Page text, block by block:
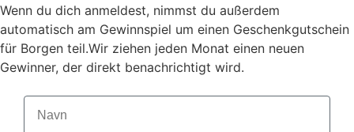
Wenn du dich anmeldest, nimmst du außerdem
automatisch am Gewinnspiel um einen Geschenkgutschein
für Borgen teil.Wir ziehen jeden Monat einen neuen
Gewinner, der direkt benachrichtigt wird.
Navn